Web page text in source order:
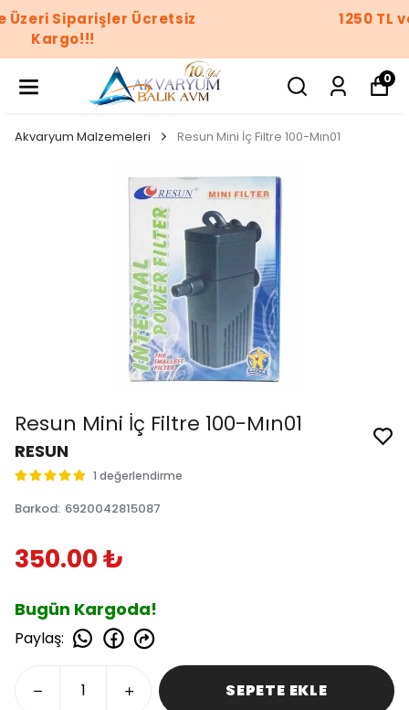
1250 TL ve Üzeri Siparişler Ücretsiz
0
Akvaryum Malzemeleri Resun Mini İç Filtre 100-Mın01
Resun Mini İç Filtre 100-Mın01
RESUN
1 değerlendirme
Barkod: 6920042815087
350.00 ₺
Bugün Kargoda!
Paylaş:
SEPETE EKLE